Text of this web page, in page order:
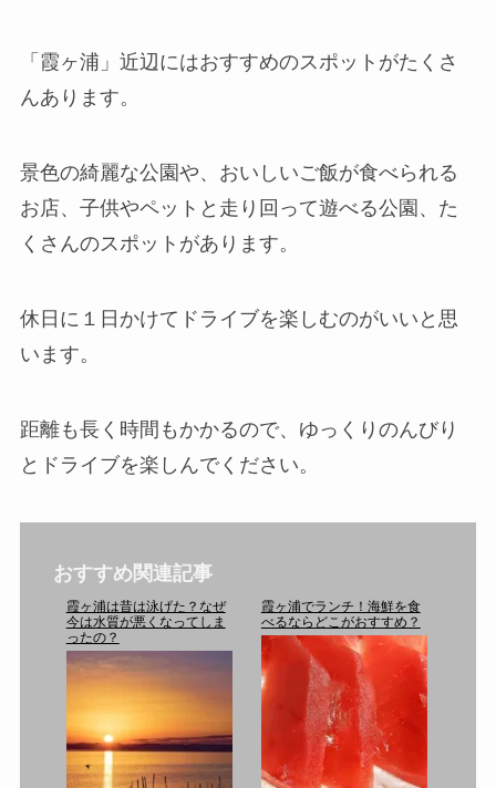
「霞ヶ浦」近辺にはおすすめのスポットがたくさ
んあります。
景色の綺麗な公園や、おいしいご飯が食べられる
お店、子供やペットと走り回って遊べる公園、た
くさんのスポットがあります。
休日に１日かけてドライブを楽しむのがいいと思
います。
距離も長く時間もかかるので、ゆっくりのんびり
とドライブを楽しんでください。
おすすめ関連記事
霞ヶ浦は昔は泳げた？なぜ
今は水質が悪くなってしま
ったの？
霞ヶ浦でランチ！海鮮を食
べるならどこがおすすめ？